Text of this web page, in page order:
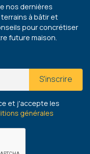
nos dernières
à bâtir et
pour concrétiser
future maison.
S'inscrire
et j'accepte les
générales